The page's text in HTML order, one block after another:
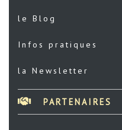
le Blog
Infos pratiques
la Newsletter
PARTENAIRES